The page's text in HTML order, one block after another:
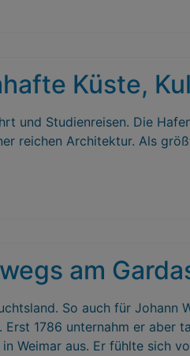
Küste,
und Studienreisen. Die
reichen Architektur. Als
am
So auch für
1786 unternahm er
Weimar aus. Er fühlte sich